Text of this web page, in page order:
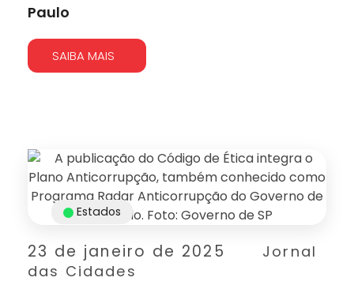
Paulo
SAIBA MAIS
23 de janeiro de 2025
Jornal
das Cidades
Estados